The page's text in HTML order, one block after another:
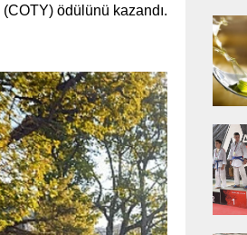
ödülünü kazandı.